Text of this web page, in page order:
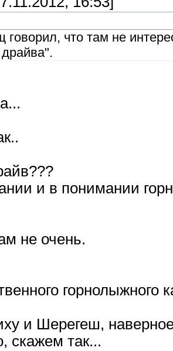
что там не
и в понимании
не очень.
и Шерегеш,
скажем так...